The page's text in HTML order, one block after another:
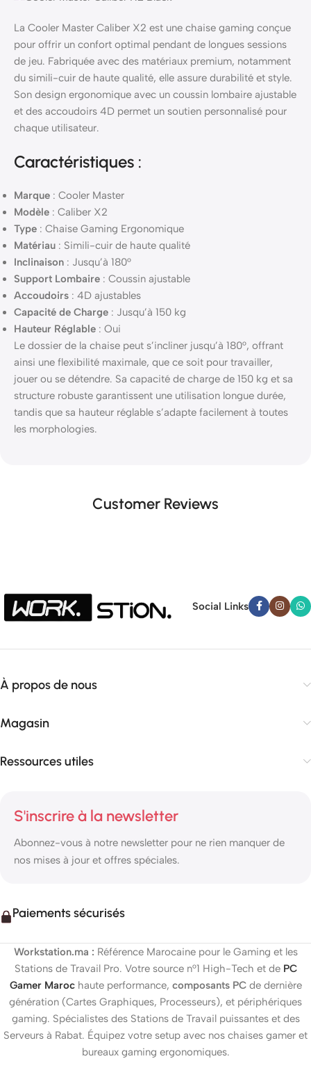
La Cooler Master Caliber X2 est une chaise gaming conçue
pour offrir un confort optimal pendant de longues sessions
de jeu. Fabriquée avec des matériaux premium, notamment
du simili-cuir de haute qualité, elle assure durabilité et style.
Son design ergonomique avec un coussin lombaire ajustable
et des accoudoirs 4D permet un soutien personnalisé pour
chaque utilisateur.
Caractéristiques :
Marque : Cooler Master
Modèle : Caliber X2
Type : Chaise Gaming Ergonomique
Matériau : Simili-cuir de haute qualité
Inclinaison : Jusqu’à 180°
Support Lombaire : Coussin ajustable
Accoudoirs : 4D ajustables
Capacité de Charge : Jusqu’à 150 kg
Hauteur Réglable : Oui
Le dossier de la chaise peut s’incliner jusqu’à 180°, offrant
ainsi une flexibilité maximale, que ce soit pour travailler,
jouer ou se détendre. Sa capacité de charge de 150 kg et sa
structure robuste garantissent une utilisation longue durée,
tandis que sa hauteur réglable s’adapte facilement à toutes
les morphologies.
Customer Reviews
Social Links
À propos de nous
Magasin
Ressources utiles
S'inscrire à la newsletter
Abonnez-vous à notre newsletter pour ne rien manquer de
nos mises à jour et offres spéciales.
Paiements sécurisés
Workstation.ma : Référence Marocaine pour le Gaming et les
Stations de Travail Pro. Votre source n°1 High-Tech et de PC
Gamer Marochaute performance, composants PCde dernière
génération (Cartes Graphiques, Processeurs), et périphériques
gaming. Spécialistes des Stations de Travail puissantes et des
Serveurs à Rabat. Équipez votre setup avec nos chaises gamer et
bureaux gaming ergonomiques.